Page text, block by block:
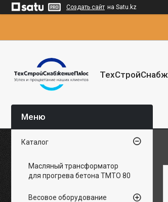
Создать сайт на Satu.kz
Каталог
Масляный трансформатор
для прогрева бетона ТМТО 80
Весовое оборудование